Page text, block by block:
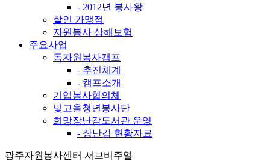
- 2012년 봉사왕
할인 가맹점
자원봉사 상해보험
주요사업
동자원봉사캠프
- 추진체계
- 캠프소개
기업봉사협의체
빛고을청년봉사단
희망장난감도서관 운영
- 장난감 현황자료
광주자원봉사센터 서브비주얼